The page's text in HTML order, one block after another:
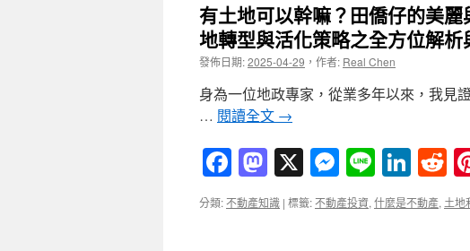
有土地可以幹嘛？田僑仔的美
地轉型與活化策略之全方位解析
發佈日期:2025-04-29 ， 作者: Real Chen
身為一位地政專家，從業多年以來，我見
… 閱讀全文 →
Facebook
Mastodon
X Messenger
Line
分類:不動產知識 | 標籤:不動產投資,什麼是不動產,土地